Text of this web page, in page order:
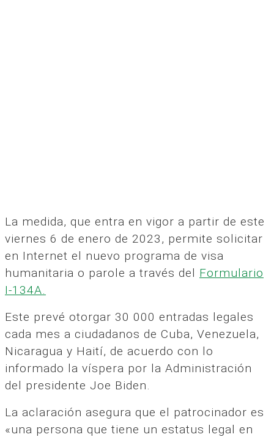
La medida, que entra en vigor a partir de este
viernes 6 de enero de 2023, permite solicitar
en Internet el nuevo programa de visa
humanitaria o parole a través del Formulario
I-134A.
Este prevé otorgar 30 000 entradas legales
cada mes a ciudadanos de Cuba, Venezuela,
Nicaragua y Haití, de acuerdo con lo
informado la víspera por la Administración
del presidente Joe Biden.
La aclaración asegura que el patrocinador es
«una persona que tiene un estatus legal en